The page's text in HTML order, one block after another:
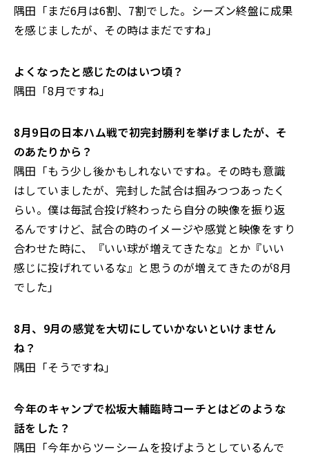
隅田「まだ6月は6割、7割でした。シーズン終盤に成果
を感じましたが、その時はまだですね」
――よくなったと感じたのはいつ頃？
隅田「8月ですね」
――8月9日の日本ハム戦で初完封勝利を挙げましたが、そ
のあたりから？
隅田「もう少し後かもしれないですね。その時も意識
はしていましたが、完封した試合は掴みつつあったく
らい。僕は毎試合投げ終わったら自分の映像を振り返
るんですけど、試合の時のイメージや感覚と映像をすり
合わせた時に、『いい球が増えてきたな』とか『いい
感じに投げれているな』と思うのが増えてきたのが8月
でした」
――8月、9月の感覚を大切にしていかないといけません
ね？
隅田「そうですね」
――今年のキャンプで松坂大輔臨時コーチとはどのような
話をした？
隅田「今年からツーシームを投げようとしているんで